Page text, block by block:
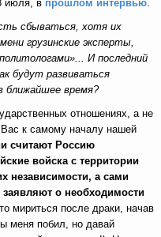
июля, в прошлом интервью.
сбываться, хотя их
грузинские эксперты,
И последний
будут развиваться
ближайшее время?
отношениях, а не
к самому началу нашей
считают Россию
войска с территории
независимости, а сами
о необходимости
мириться после драки, начав
меня побил, но давай